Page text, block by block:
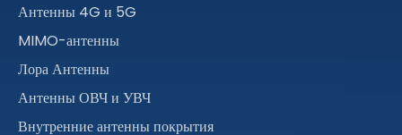
Антенны 4G и 5G
MIMO-антенны
Лора Антенны
Антенны ОВЧ и УВЧ
Внутренние антенны покрытия